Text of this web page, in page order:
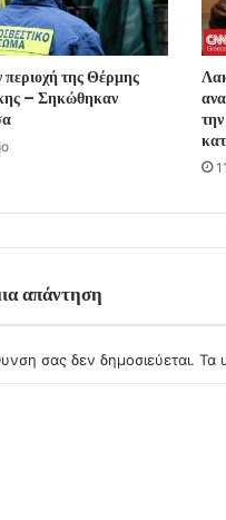
της Θέρμης
– Σηκώθηκαν
απάντηση
σας δεν δημοσιεύεται. Τα